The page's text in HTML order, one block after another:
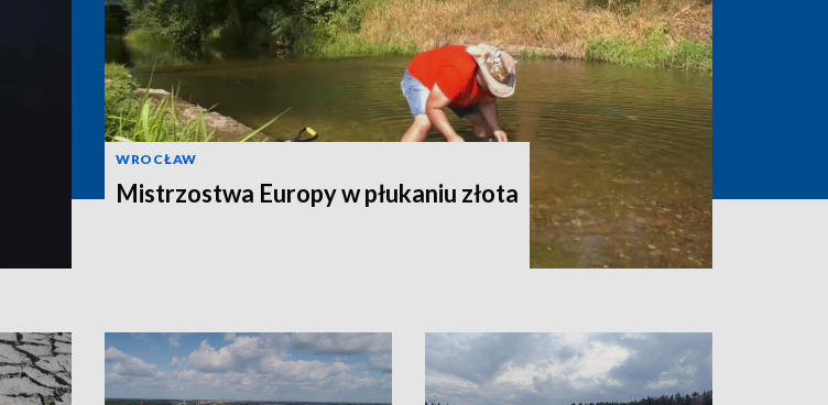
WROCŁAW
Mistrzostwa Europy w płukaniu złota